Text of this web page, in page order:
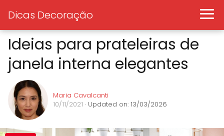
Dicas Decoração
Ideias para prateleiras de
janela interna elegantes
Maria Cavalcanti
10/11/2021 · Updated on: 13/03/2026